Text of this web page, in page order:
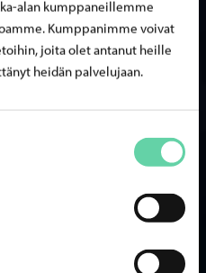
alan kumppaneillemme
Kumppanimme voivat
joita olet antanut heille
heidän palvelujaan.